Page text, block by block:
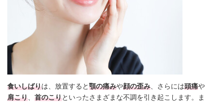
食いしばりは、放置すると顎の痛みや顔の歪み 、さらには頭痛や
肩こり
首のこりといったさまざまな不調を引き起こします。ま